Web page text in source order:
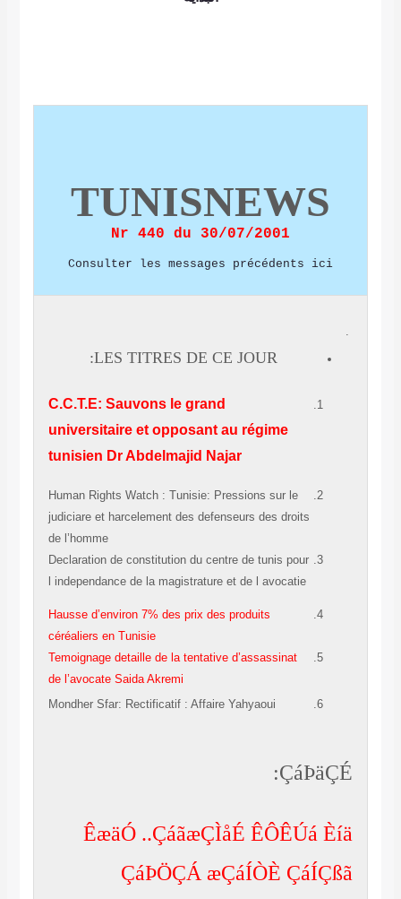
TUNISNEWS
Nr 440 du 30/07/2001
Consulter les messages précédents ici
LES TITRES DE CE JOUR:
C.C.T.E: Sauvons le grand
universitaire et opposant au régime
tunisien Dr Abdelmajid Najar
Human Rights Watch : Tunisie: Pressions sur le
judiciare et harcelement des defenseurs des droits
de l’homme
Declaration de constitution du centre de tunis pour
l independance de la magistrature et de l avocatie
Hausse d’environ 7% des prix des produits
céréaliers en Tunisie
Temoignage detaille de la tentative d’assassinat
de l’avocate Saida Akremi
Mondher Sfar: Rectificatif : Affaire Yahyaoui
ÇáÞäÇÉ:
ÊæäÓ ..ÇáãæÇÌåÉ ÊÔÊÚá Èíä
ÇáÞÖÇÁ æÇáÍÒÈ ÇáÍÇßã